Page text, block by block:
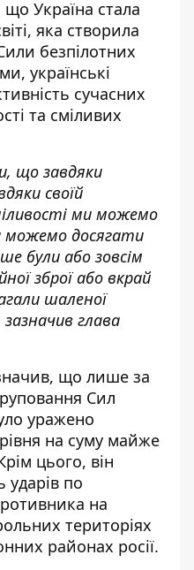
Україна стала
яка створила
безпілотних
українські
сучасних
та сміливих
що завдяки
своїй
ми можемо
можемо досягати
були або зовсім
зброї або вкрай
шаленої
глава
що лише за
Сил
уражено
рівня на суму майже
цього, він
ударів по
на
територіях
районах росії.